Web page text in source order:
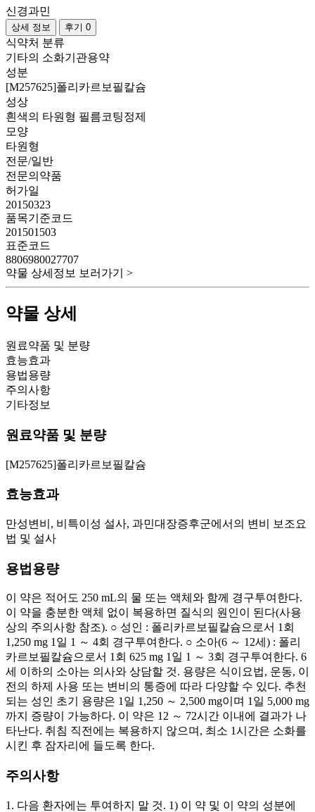
신경과민
상세 정보 후기 0
식약처 분류
기타의 소화기관용약
성분
[M257625]폴리카르보필칼슘
성상
흰색의 타원형 필름코팅정제
모양
타원형
전문/일반
전문의약품
허가일
20150323
품목기준코드
201501503
표준코드
8806980027707
약물 상세정보 보러가기 >
약물 상세
원료약품 및 분량
효능효과
용법용량
주의사항
기타정보
원료약품 및 분량
[M257625]폴리카르보필칼슘
효능효과
만성변비, 비특이성 설사, 과민대장증후군에서의 변비 보조요
법 및 설사
용법용량
이 약은 적어도 250 mL의 물 또는 액체와 함께 경구투여한다.
이 약을 충분한 액체 없이 복용하면 질식의 원인이 된다(사용
상의 주의사항 참조). ○ 성인 : 폴리카르보필칼슘으로서 1회
1,250 mg 1일 1 ～ 4회 경구투여한다. ○ 소아(6 ～ 12세) : 폴리
카르보필칼슘으로서 1회 625 mg 1일 1 ～ 3회 경구투여한다. 6
세 이하의 소아는 의사와 상담할 것. 용량은 식이요법, 운동, 이
전의 하제 사용 또는 변비의 통증에 따라 다양할 수 있다. 추천
되는 성인 초기 용량은 1일 1,250 ～ 2,500 mg이며 1일 5,000 mg
까지 증량이 가능하다. 이 약은 12 ～ 72시간 이내에 결과가 나
타난다. 취침 직전에는 복용하지 않으며, 최소 1시간은 소화를
시킨 후 잠자리에 들도록 한다.
주의사항
1. 다음 환자에는 투여하지 말 것. 1) 이 약 및 이 약의 성분에